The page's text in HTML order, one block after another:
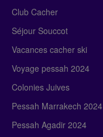
Club Cacher
Séjour Souccot
Vacances cacher ski
Voyage pessah 2024
Colonies Juives
Pessah Marrakech 2024
Pessah Agadir 2024